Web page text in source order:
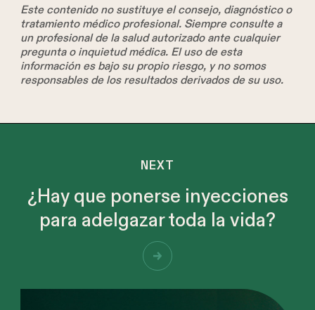
Este contenido no sustituye el consejo, diagnóstico o
tratamiento médico profesional. Siempre consulte a
un profesional de la salud autorizado ante cualquier
pregunta o inquietud médica. El uso de esta
información es bajo su propio riesgo, y no somos
responsables de los resultados derivados de su uso.
NEXT
¿Hay que ponerse inyecciones
para adelgazar toda la vida?